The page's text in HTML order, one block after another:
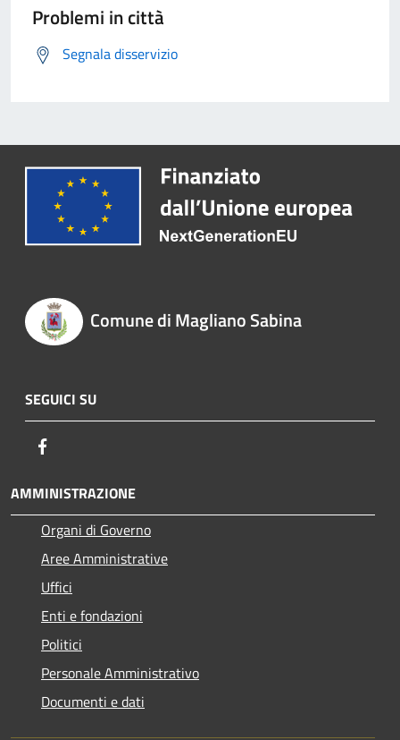
Problemi in città
Segnala disservizio
Comune di Magliano Sabina
SEGUICI SU
AMMINISTRAZIONE
Organi di Governo
Aree Amministrative
Uffici
Enti e fondazioni
Politici
Personale Amministrativo
Documenti e dati